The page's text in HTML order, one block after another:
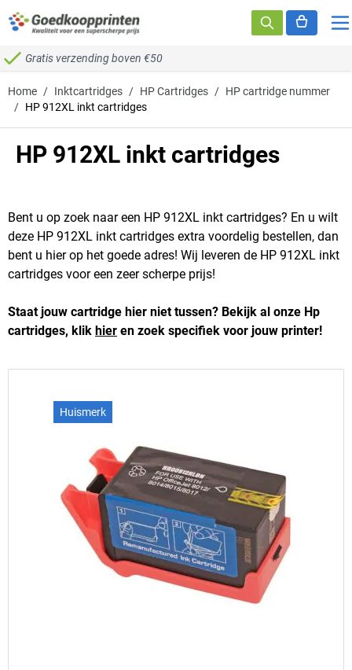
Ga naar de inhoud
Gratis verzending boven €50
Home / Inktcartridges / HP Cartridges / HP cartridge nummer
/ HP 912XL inkt cartridges
HP 912XL inkt cartridges
Bent u op zoek naar een HP 912XL inkt cartridges? En u wilt
deze HP 912XL inkt cartridges extra voordelig bestellen, dan
bent u hier op het goede adres! Wij leveren de HP 912XL inkt
cartridges voor een zeer scherpe prijs!
Staat jouw cartridge hier niet tussen? Bekijk al onze Hp
cartridges, klik hier en zoek specifiek voor jouw printer!
Huismerk